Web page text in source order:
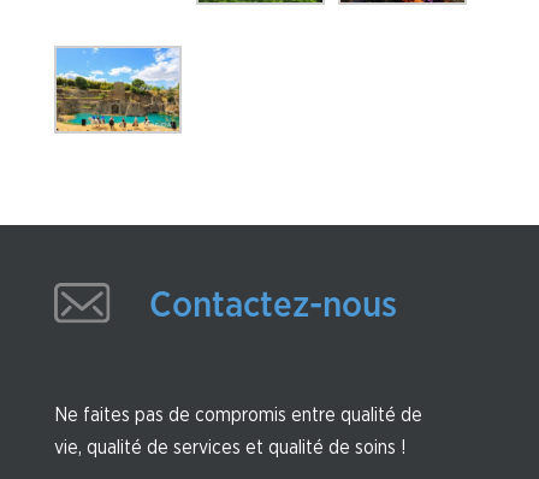
Contactez-nous
Ne faites pas de compromis entre qualité de
vie, qualité de services et qualité de soins !